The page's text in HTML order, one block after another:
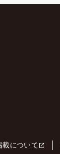
載について